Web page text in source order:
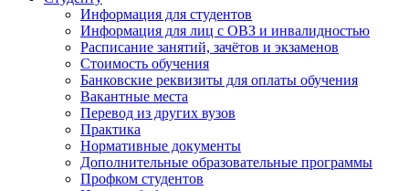
Информация для студентов
Информация для лиц с ОВЗ и инвалидностью
Расписание занятий, зачётов и экзаменов
Стоимость обучения
Банковские реквизиты для оплаты обучения
Вакантные места
Перевод из других вузов
Практика
Нормативные документы
Дополнительные образовательные программы
Профком студентов